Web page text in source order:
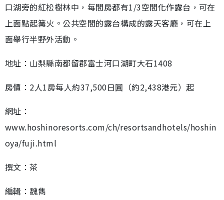
口湖旁的紅松樹林中，每間房都有1/3空間化作露台，可在
上面點起篝火。公共空間的露台構成的露天客廳，可在上
面舉行半野外活動。
地址：山梨縣南都留郡富士河口湖町大石1408
房價：2人1房每人約37,500日圓（約2,438港元）起
網址：
www.hoshinoresorts.com/ch/resortsandhotels/hoshin
oya/fuji.html
撰文：茶
編輯：魏雋